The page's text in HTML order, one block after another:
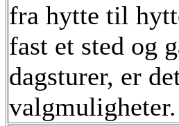
fra hytte til
fast et sted og
dagsturer, er
valgmuligheter.